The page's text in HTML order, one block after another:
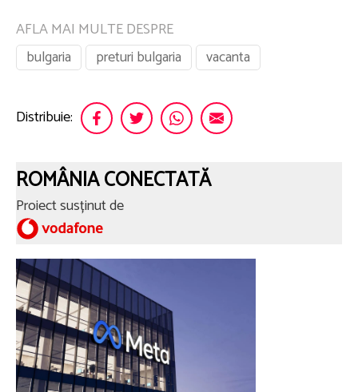
AFLA MAI MULTE DESPRE
bulgaria
preturi bulgaria vacanta
Distribuie:
ROMÂNIA CONECTATĂ
Proiect susținut de